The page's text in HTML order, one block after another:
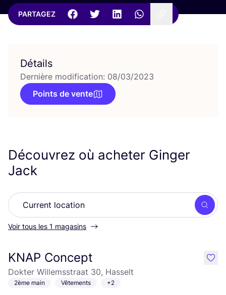
PARTAGEZ
Détails
Dernière modification: 08/03/2023
Points de vente
Découvrez où acheter Ginger
Jack
Voir tous les 1 magasins
KNAP Concept
Dokter Willemsstraat 30, Hasselt
2ème main Vêtements +2
like